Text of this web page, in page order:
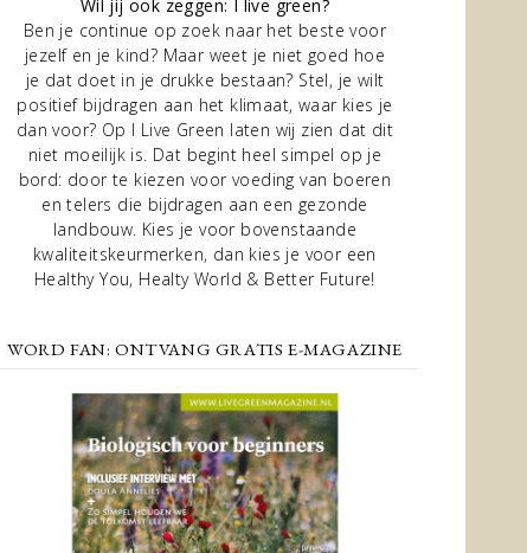
Wil jij ook zeggen: I live green?
Ben je continue op zoek naar het beste voor
jezelf en je kind? Maar weet je niet goed hoe
je dat doet in je drukke bestaan? Stel, je wilt
positief bijdragen aan het klimaat, waar kies je
dan voor? Op I Live Green laten wij zien dat dit
niet moeilijk is. Dat begint heel simpel op je
bord: door te kiezen voor voeding van boeren
en telers die bijdragen aan een gezonde
landbouw. Kies je voor bovenstaande
kwaliteitskeurmerken, dan kies je voor een
Healthy You, Healty World & Better Future!
WORD FAN: ONTVANG GRATIS E-MAGAZINE